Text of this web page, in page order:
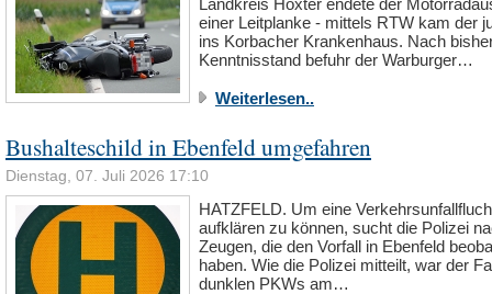
Landkreis Höxter endete der
einer Leitplanke - mittels RTW kam der
ins Korbacher Krankenhaus. Nach
Kenntnisstand befuhr der Warburger…
Weiterlesen..
Bushalteschild in Ebenfeld umgefahren
Dienstag, 07. Juli 2026 17:10
HATZFELD. Um eine
aufklären zu können, sucht die Polizei
Zeugen, die den Vorfall in Ebenfeld
haben. Wie die Polizei mitteilt, war der
dunklen PKWs am…